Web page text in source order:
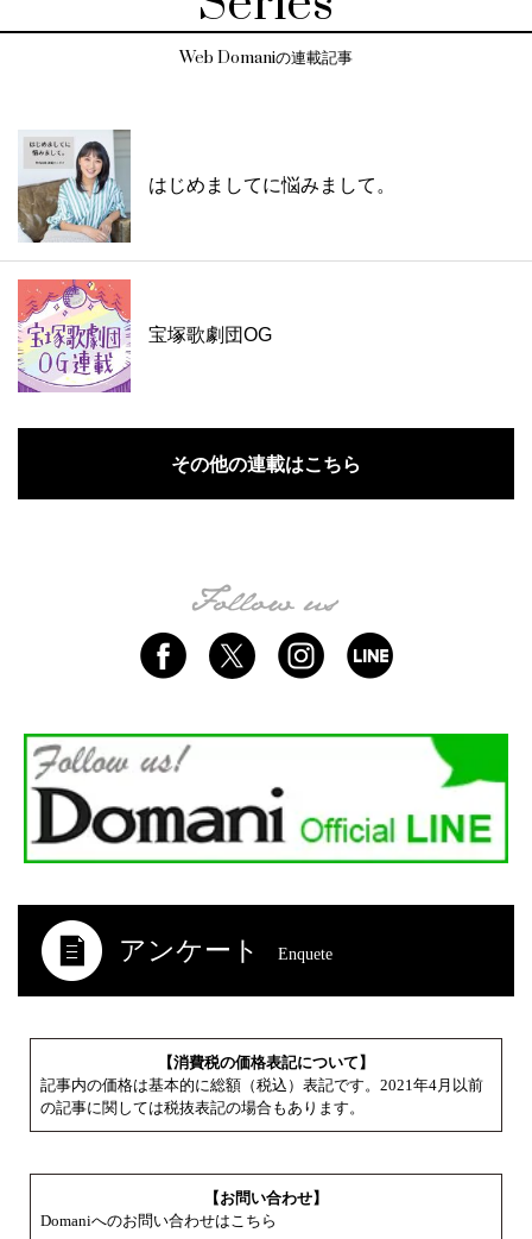
Web Domaniの連載記事
はじめましてに悩みまして。
宝塚歌劇団OG
その他の連載はこちら
アンケート Enquete
【消費税の価格表記について】
記事内の価格は基本的に総額（税込）表記です。2021年4月以前
の記事に関しては税抜表記の場合もあります。
【お問い合わせ】
Domaniへのお問い合わせはこちら